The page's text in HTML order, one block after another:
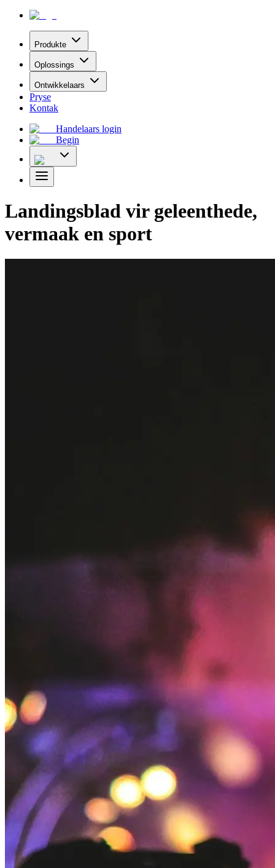
Produkte
Oplossings
Ontwikkelaars
Pryse
Kontak
Handelaars login
Begin
Landingsblad vir geleenthede,
vermaak en sport